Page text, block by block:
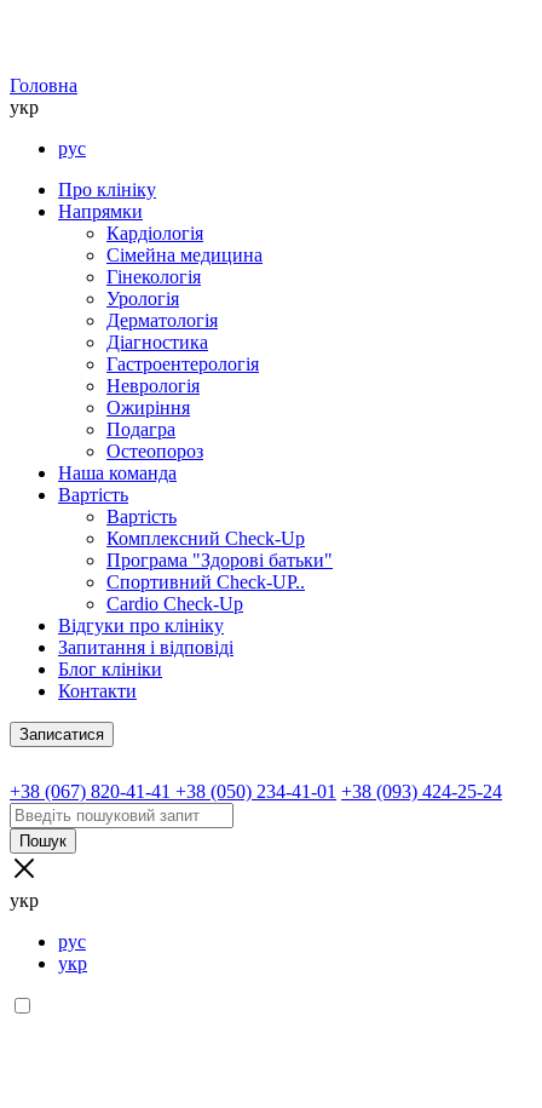
Головна
укр
рус
Про клініку
Напрямки
Кардіологія
Сімейна медицина
Гінекологія
Урологія
Дерматологія
Діагностика
Гастроентерологія
Неврологія
Ожиріння
Подагра
Остеопороз
Наша команда
Вартість
Вартість
Комплексний Check-Up
Програма "Здорові батьки"
Спортивний Check-UP..
Cardio Check-Up
Відгуки про клініку
Запитання і відповіді
Блог клініки
Контакти
Записатися
+38 (067) 820-41-41 +38 (050) 234-41-01 +38 (093) 424-25-24
Пошук
укр
рус
укр